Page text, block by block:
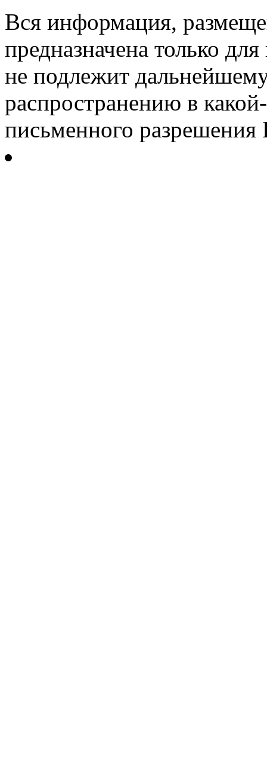
Вся информация,
предназначена только
не подлежит
распространению в
письменного разрешения